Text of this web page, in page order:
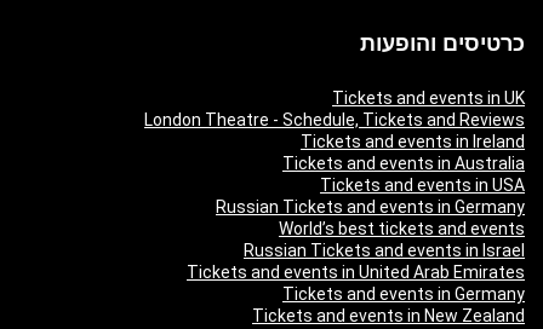
כרטיסים והופעות
Tickets and events in UK
London Theatre - Schedule, Tickets and Reviews
Tickets and events in Ireland
Tickets and events in Australia
Tickets and events in USA
Russian Tickets and events in Germany
World’s best tickets and events
Russian Tickets and events in Israel
Tickets and events in United Arab Emirates
Tickets and events in Germany
Tickets and events in New Zealand